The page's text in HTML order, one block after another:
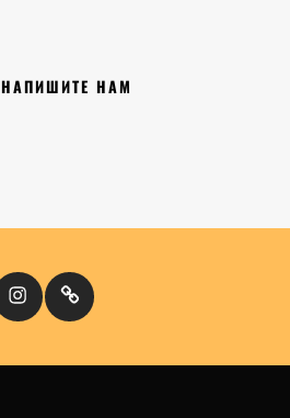
НАПИШИТЕ НАМ
InstagramКіномандри